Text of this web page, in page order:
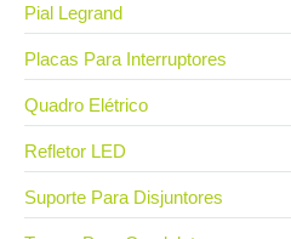
Pial Legrand
Placas Para Interruptores
Quadro Elétrico
Refletor LED
Suporte Para Disjuntores